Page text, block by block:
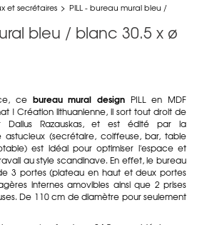
et secrétaires > PILL - bureau mural bleu /
bleu / blanc 30.5 x ø
ce bureau mural designPILL en MDF
! Création lithuanienne, il sort tout droit de
Dalius Razauskas, et est édité par la
(secrétaire, coiffeuse, bar, table
est idéal pour optimiser l'espace et
au style scandinave. En effet, le bureau
3 portes (plateau en haut et deux portes
internes amovibles ainsi que 2 prises
De 110 cm de diamètre pour seulement